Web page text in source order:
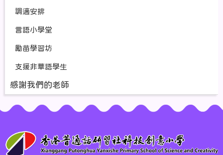
調適安排
言語小學堂
勵苗學習坊
支援非華語學生
感謝我們的老師